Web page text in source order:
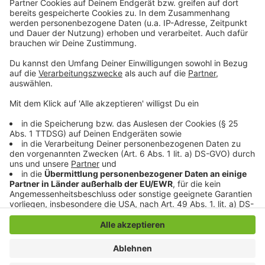
persönlicher Wochenrückblick - so privat wie noch nie,
so lustig wie immer.
Anzeige